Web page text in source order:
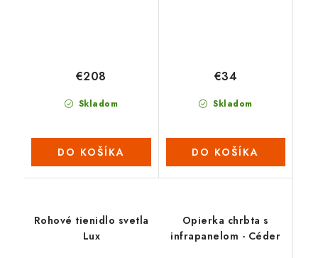
Skladom
€208
DO KOŠÍKA
Skladom
€34
DO KOŠÍKA
Rohové tienidlo svetla
Lux
Opierka chrbta s
infrapanelom - Céder